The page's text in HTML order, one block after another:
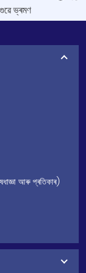
ভ্ৰমণ
আৰু প্ৰতিকাৰ)